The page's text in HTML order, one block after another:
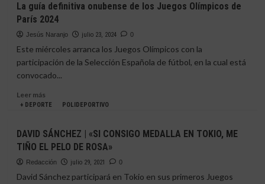
Olímpicos
debuta
con
victoria
en
Juegos
Olímpicos
La guía definitiva onubense de los Juegos Olímpicos de
París 2024
Jesús Naranjo julio 23, 2024 0
Este miércoles arranca los Juegos Olímpicos con la
participación de la Selección Española de fútbol, en la cual está
convocado...
Leer másLeer
más
La
guía
definitiva
onubense
de
+ DEPORTE POLIDEPORTIVO
DAVID SÁNCHEZ | «SI CONSIGO MEDALLA EN TOKIO, ME
TIÑO EL PELO DE ROSA»
Redacción julio 29, 2021 0
David Sánchez participará en Tokio en sus primeros Juegos